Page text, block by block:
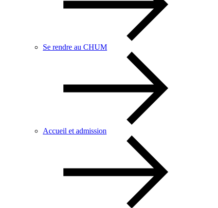
Se rendre au CHUM
Accueil et admission